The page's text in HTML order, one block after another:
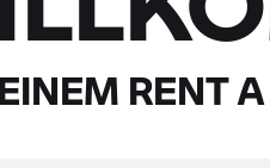
RENT